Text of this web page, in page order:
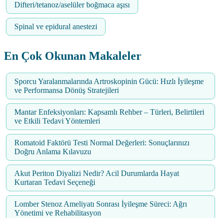
Difteri/tetanoz/aselüler boğmaca aşısı
Spinal ve epidural anestezi
En Çok Okunan Makaleler
Sporcu Yaralanmalarında Artroskopinin Gücü: Hızlı İyileşme
ve Performansa Dönüş Stratejileri
Mantar Enfeksiyonları: Kapsamlı Rehber – Türleri, Belirtileri
ve Etkili Tedavi Yöntemleri
Romatoid Faktörü Testi Normal Değerleri: Sonuçlarınızı
Doğru Anlama Kılavuzu
Akut Periton Diyalizi Nedir? Acil Durumlarda Hayat
Kurtaran Tedavi Seçeneği
Lomber Stenoz Ameliyatı Sonrası İyileşme Süreci: Ağrı
Yönetimi ve Rehabilitasyon